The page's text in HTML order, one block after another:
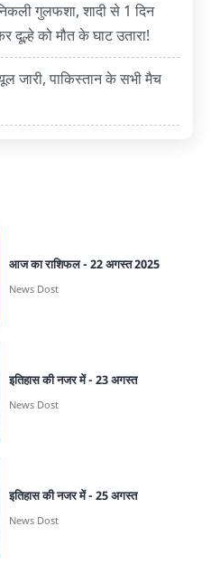
गुलफशा, शादी से 1 दिन
दूल्हे को मौत के घाट उतारा!
जारी, पाकिस्तान के सभी मैच
आज का राशिफल - 22 अगस्त 2025
इतिहास की नजर में - 23 अगस्त
इतिहास की नजर में - 25 अगस्त